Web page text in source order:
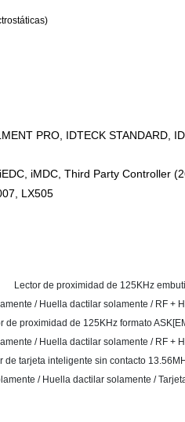
PRO, IDTECK STANDARD,
iMDC, Third Party Controller
Lector de proximidad de 125KHz
/ Huella dactilar solamente / RF +
de proximidad de 125KHz formato
/ Huella dactilar solamente / RF +
de tarjeta inteligente sin contacto
/ Huella dactilar solamente /